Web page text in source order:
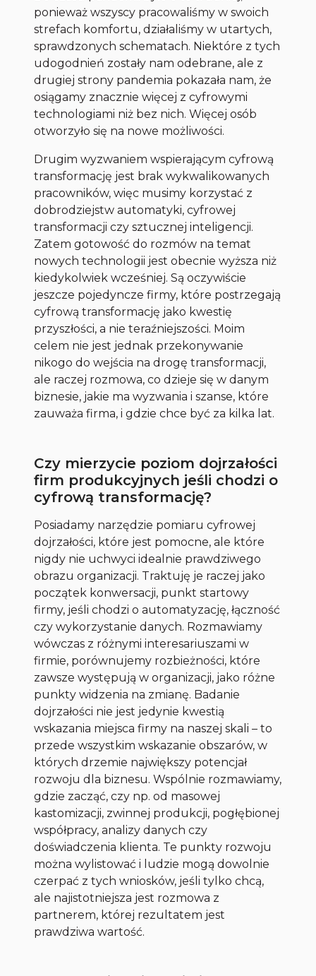
ponieważ wszyscy pracowaliśmy w swoich
strefach komfortu, działaliśmy w utartych,
sprawdzonych schematach. Niektóre z tych
udogodnień zostały nam odebrane, ale z
drugiej strony pandemia pokazała nam, że
osiągamy znacznie więcej z cyfrowymi
technologiami niż bez nich. Więcej osób
otworzyło się na nowe możliwości.
Drugim wyzwaniem wspierającym cyfrową
transformację jest brak wykwalikowanych
pracowników, więc musimy korzystać z
dobrodziejstw automatyki, cyfrowej
transformacji czy sztucznej inteligencji.
Zatem gotowość do rozmów na temat
nowych technologii jest obecnie wyższa niż
kiedykolwiek wcześniej. Są oczywiście
jeszcze pojedyncze firmy, które postrzegają
cyfrową transformację jako kwestię
przyszłości, a nie teraźniejszości. Moim
celem nie jest jednak przekonywanie
nikogo do wejścia na drogę transformacji,
ale raczej rozmowa, co dzieje się w danym
biznesie, jakie ma wyzwania i szanse, które
zauważa firma, i gdzie chce być za kilka lat.
Czy mierzycie poziom dojrzałości
firm produkcyjnych jeśli chodzi o
cyfrową transformację?
Posiadamy narzędzie pomiaru cyfrowej
dojrzałości, które jest pomocne, ale które
nigdy nie uchwyci idealnie prawdziwego
obrazu organizacji. Traktuję je raczej jako
początek konwersacji, punkt startowy
firmy, jeśli chodzi o automatyzację, łączność
czy wykorzystanie danych. Rozmawiamy
wówczas z różnymi interesariuszami w
firmie, porównujemy rozbieżności, które
zawsze występują w organizacji, jako różne
punkty widzenia na zmianę. Badanie
dojrzałości nie jest jedynie kwestią
wskazania miejsca firmy na naszej skali – to
przede wszystkim wskazanie obszarów, w
których drzemie największy potencjał
rozwoju dla biznesu. Wspólnie rozmawiamy,
gdzie zacząć, czy np. od masowej
kastomizacji, zwinnej produkcji, pogłębionej
współpracy, analizy danych czy
doświadczenia klienta. Te punkty rozwoju
można wylistować i ludzie mogą dowolnie
czerpać z tych wniosków, jeśli tylko chcą,
ale najistotniejsza jest rozmowa z
partnerem, której rezultatem jest
prawdziwa wartość.